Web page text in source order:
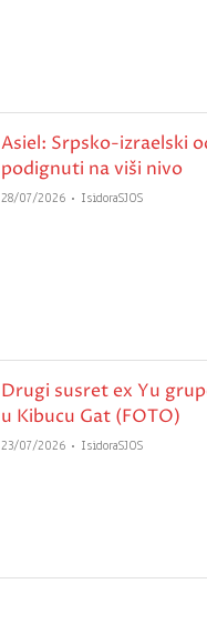
Asiel: Srpsko-izraelski
podignuti na viši nivo
28/07/2026 IsidoraSJOS
Drugi susret ex Yu
u Kibucu Gat (FOTO)
23/07/2026 IsidoraSJOS